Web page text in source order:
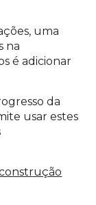
uma
na
é adicionar
da
usar estes